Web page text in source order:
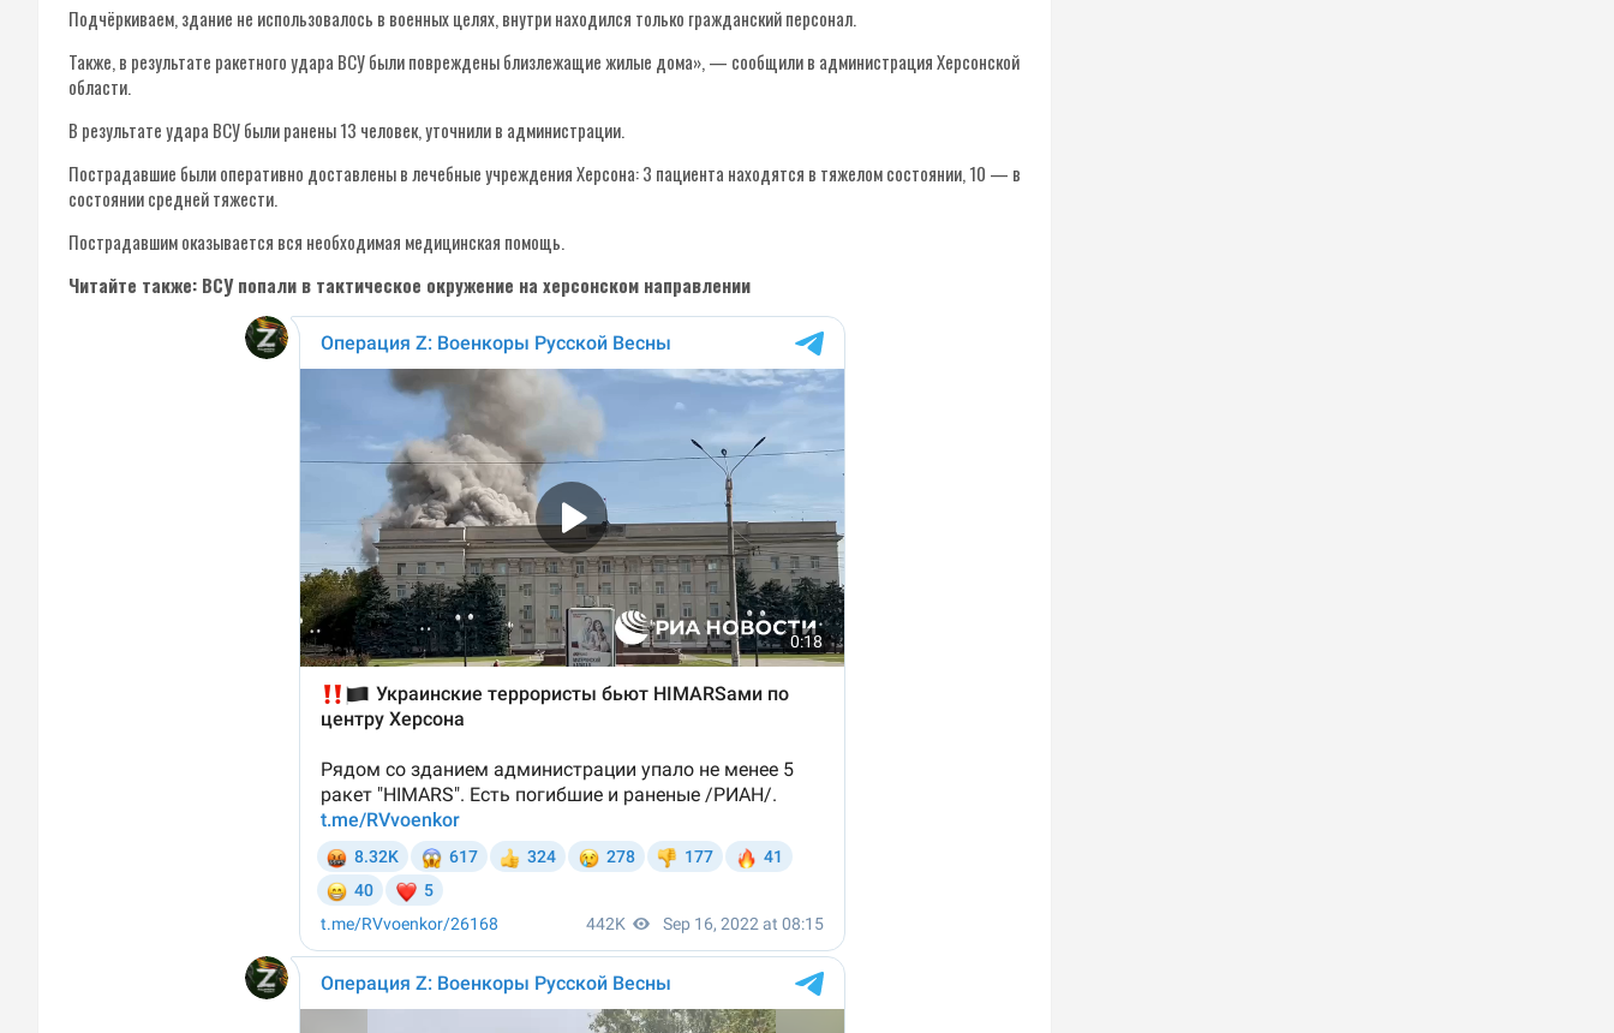
Подчёркиваем, здание не использовалось в военных целях, внутри находился только гражданский персонал.
Также, в результате ракетного удара ВСУ были повреждены близлежащие жилые дома», — сообщили в администрация Херсонской
области.
В результате удара ВСУ были ранены 13 человек, уточнили в администрации.
Пострадавшие были оперативно доставлены в лечебные учреждения Херсона: 3 пациента находятся в тяжелом состоянии, 10 — в
состоянии средней тяжести.
Пострадавшим оказывается вся необходимая медицинская помощь.
Читайте также: ВСУ попали в тактическое окружение на херсонском направлении